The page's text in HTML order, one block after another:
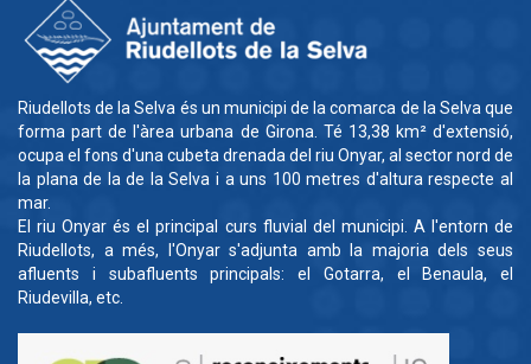
Riudellots de la Selva és un municipi de la comarca de la Selva que
forma part de l'àrea urbana de Girona. Té 13,38 km² d'extensió,
ocupa el fons d'una cubeta drenada del riu Onyar, al sector nord de
la plana de la de la Selva i a uns 100 metres d'altura respecte al
mar.
El riu Onyar és el principal curs fluvial del municipi. A l'entorn de
Riudellots, a més, l'Onyar s'adjunta amb la majoria dels seus
afluents i subafluents principals: el Gotarra, el Benaula, el
Riudevilla, etc.